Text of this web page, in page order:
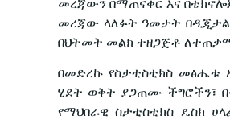
መረጃውን በማጠናቀር እና
መረጃው ላለፉት ዓመታት በዲጂታል
በህትመት መልክ ተዘጋጅቶ
በመድረኩ የስታቲስቲክስ መፅሔቱ
ሂደት ወቅት ያጋጠሙ ችግሮችን፣
የማህበራዊ ስታቲስቲክስ ዴስክ